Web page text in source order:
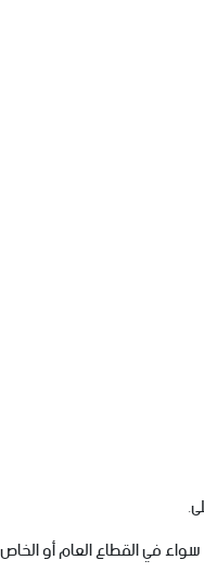
في القطاع العام أو